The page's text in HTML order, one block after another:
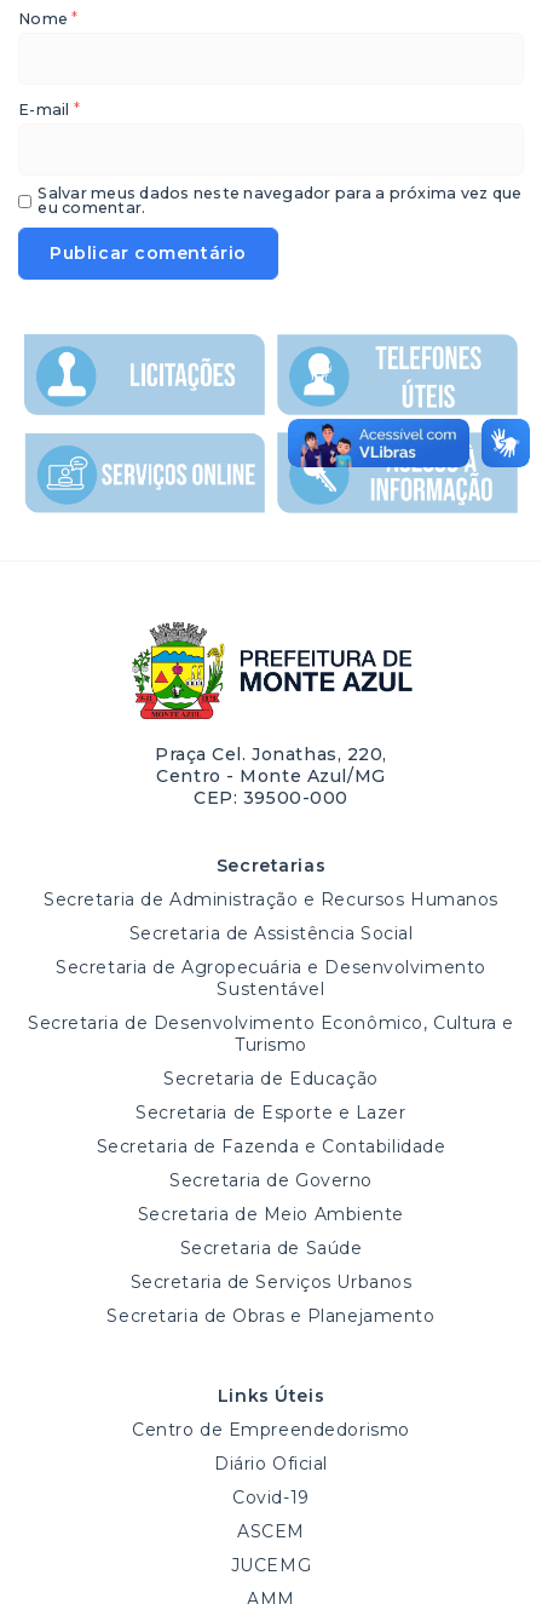
Nome*
E-mail *
Salvar meus dados neste navegador para a próxima vez que
eu comentar.
Praça Cel. Jonathas, 220,
Centro - Monte Azul/MG
CEP: 39500-000
Secretarias
Secretaria de Administração e Recursos Humanos
Secretaria de Assistência Social
Secretaria de Agropecuária e Desenvolvimento
Sustentável
Secretaria de Desenvolvimento Econômico, Cultura e
Turismo
Secretaria de Educação
Secretaria de Esporte e Lazer
Secretaria de Fazenda e Contabilidade
Secretaria de Governo
Secretaria de Meio Ambiente
Secretaria de Saúde
Secretaria de Serviços Urbanos
Secretaria de Obras e Planejamento
Links Úteis
Centro de Empreendedorismo
Diário Oficial
Covid-19
ASCEM
JUCEMG